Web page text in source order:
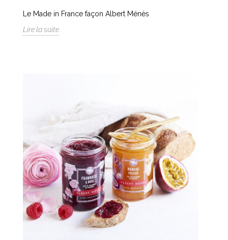
Le Made in France façon Albert Ménès
Lire la suite